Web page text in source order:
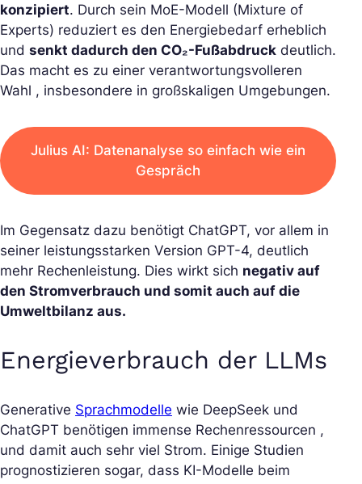
konzipiert. Durch sein MoE-Modell (Mixture of
Experts) reduziert es den Energiebedarf erheblich
und senkt dadurch den CO₂-Fußabdruck deutlich.
Das macht es zu einer verantwortungsvolleren
Wahl , insbesondere in großskaligen Umgebungen.
Julius AI: Datenanalyse so einfach wie ein
Gespräch
Im Gegensatz dazu benötigt ChatGPT, vor allem in
seiner leistungsstarken Version GPT-4, deutlich
mehr Rechenleistung. Dies wirkt sich negativ auf
den Stromverbrauch und somit auch auf die
Umweltbilanz aus.
Energieverbrauch der LLMs
Generative Sprachmodelle wie DeepSeek und
ChatGPT benötigen immense Rechenressourcen ,
und damit auch sehr viel Strom. Einige Studien
prognostizieren sogar, dass KI-Modelle beim